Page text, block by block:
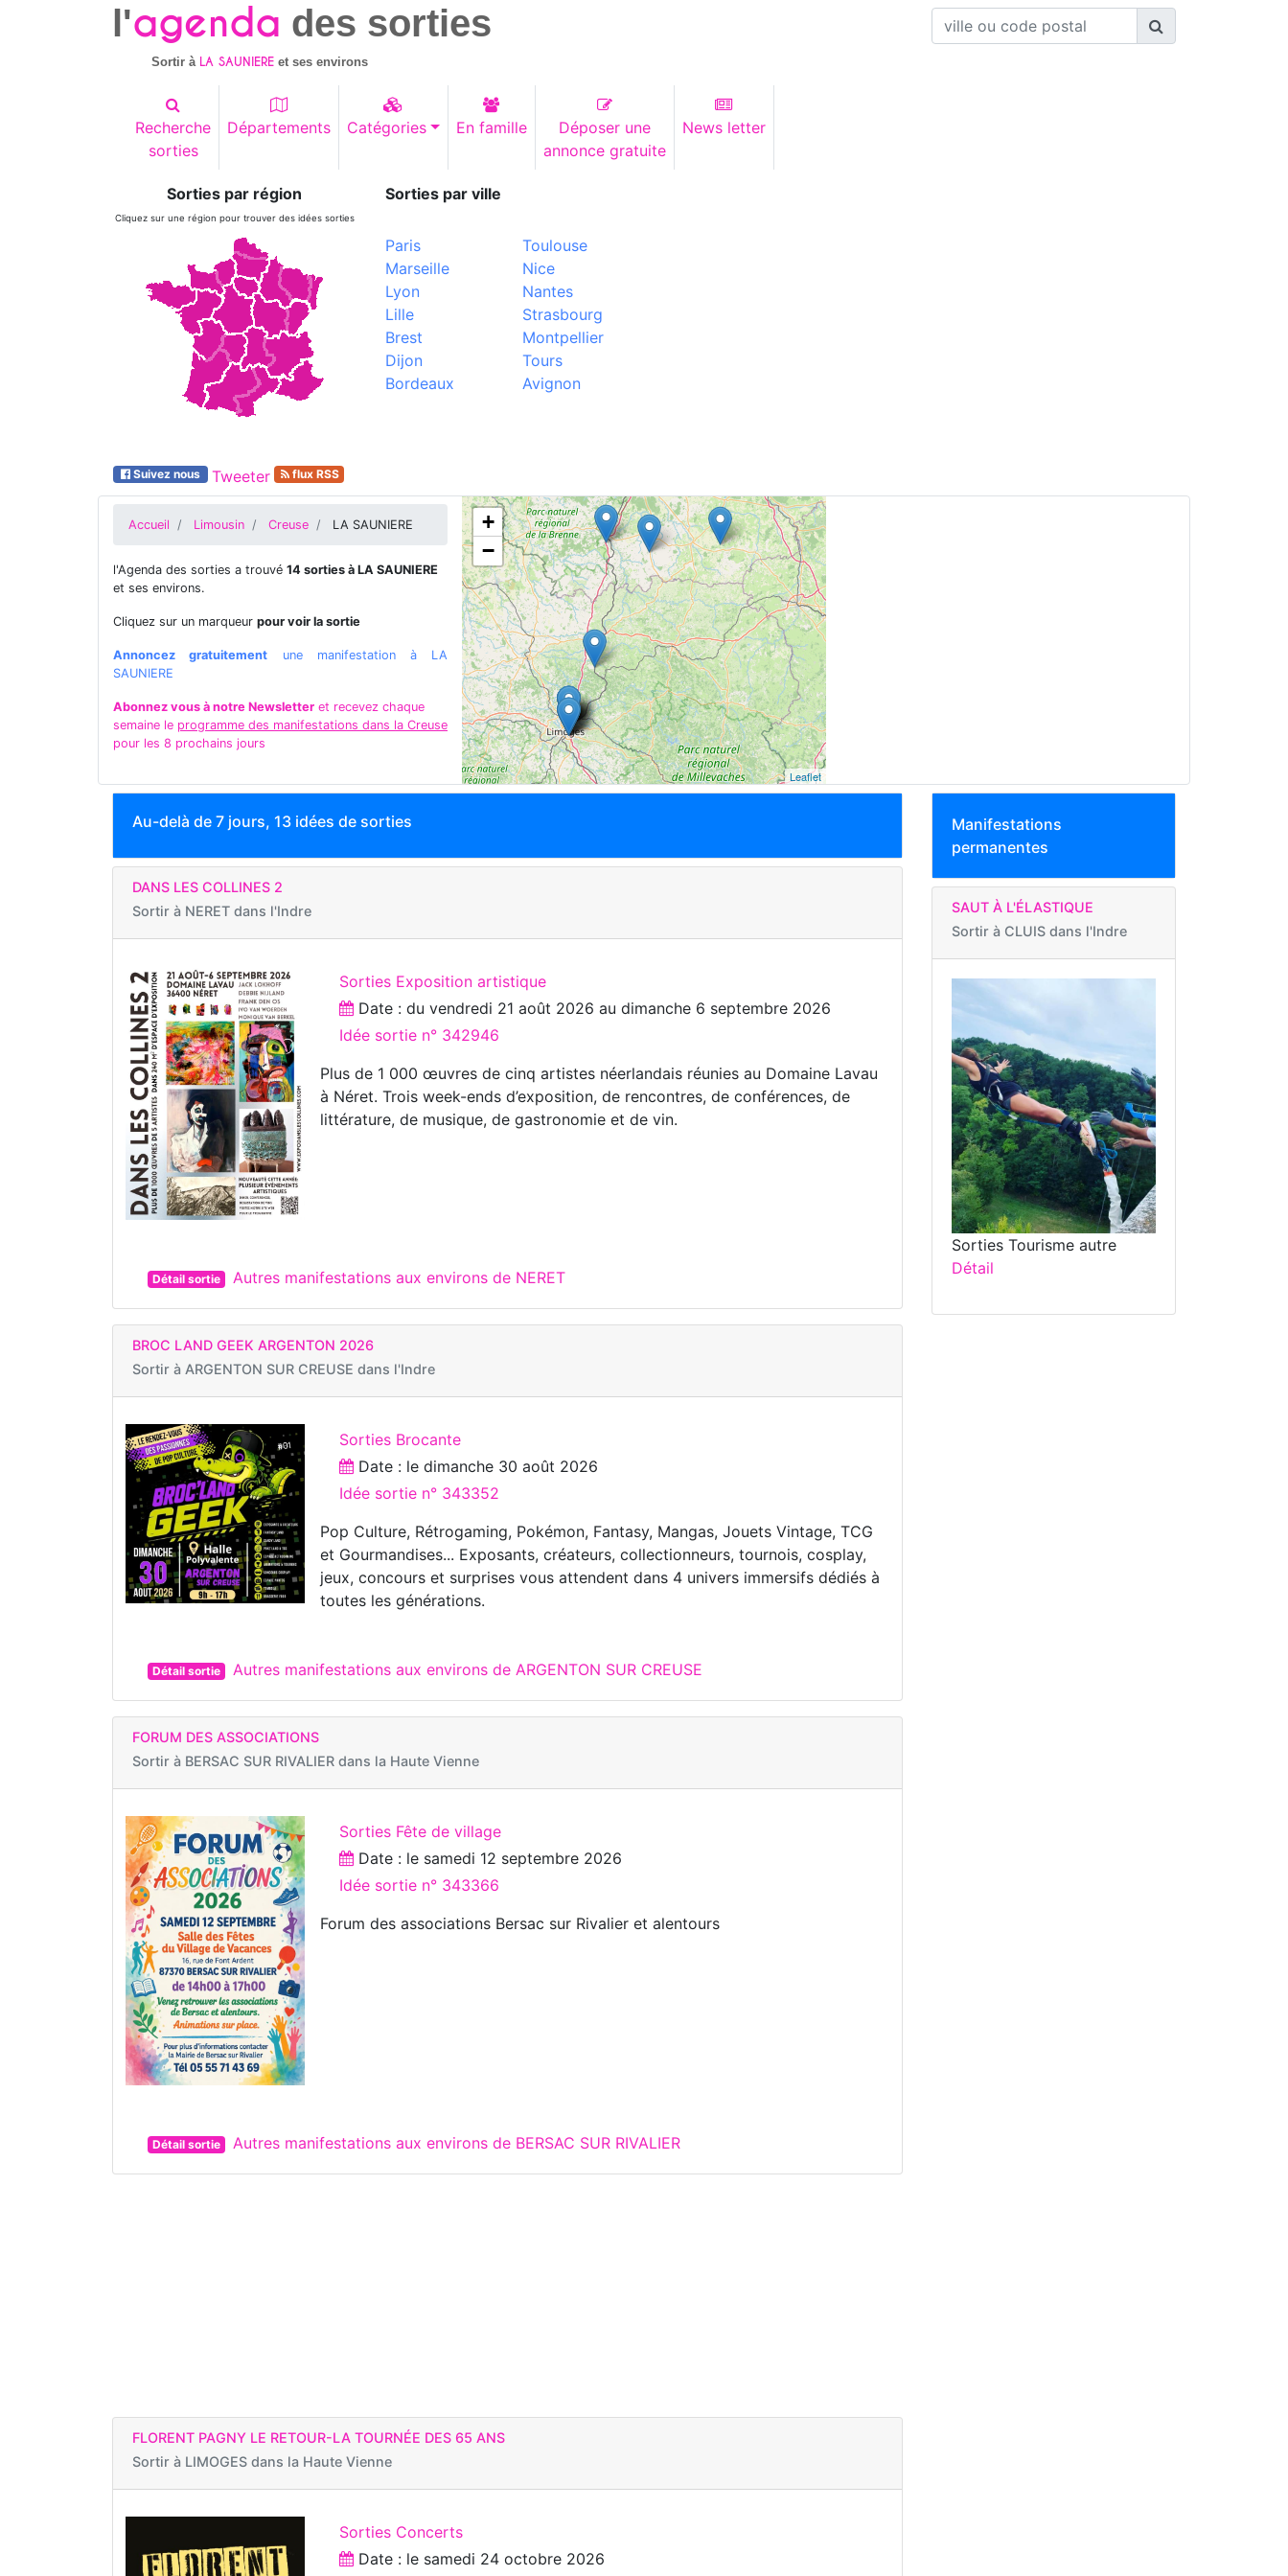
l'agenda des sorties
Sortir à LA SAUNIERE et ses environs
Recherche
sorties
Départements Catégories En famille
Déposer une
annonce gratuite
News letter
Sorties par région
Cliquez sur une région pour trouver des idées sorties
Sorties par ville
Paris
Marseille
Lyon
Lille
Brest
Dijon
Bordeaux
Toulouse
Nice
Nantes
Strasbourg
Montpellier
Tours
Avignon
Suivez nous Tweeter flux RSS
Accueil Limousin Creuse LA SAUNIERE
l'Agenda des sorties a trouvé 14 sorties à LA SAUNIERE
et ses environs.
Cliquez sur un marqueur pour voir la sortie
Annoncez gratuitement une manifestation à LA
SAUNIERE
Abonnez vous à notre Newsletter et recevez chaque
semaine le programme des manifestations dans la Creuse
pour les 8 prochains jours
+
−
Leaflet
Au-delà de 7 jours, 13 idées de sorties
DANS LES COLLINES 2
Sortir à NERET dans l'Indre
Sorties Exposition artistique
Date : duvendredi 21 août 2026 audimanche 6 septembre 2026
Idée sortie n° 342946
Plus de 1 000 œuvres de cinq artistes néerlandais réunies au Domaine Lavau
à Néret. Trois week-ends d’exposition, de rencontres, de conférences, de
littérature, de musique, de gastronomie et de vin.
Détail sortie Autres manifestations aux environs de NERET
BROC LAND GEEK ARGENTON 2026
Sortir à ARGENTON SUR CREUSE dans l'Indre
Sorties Brocante
Date : ledimanche 30 août 2026
Idée sortie n° 343352
Pop Culture, Rétrogaming, Pokémon, Fantasy, Mangas, Jouets Vintage, TCG
et Gourmandises... Exposants, créateurs, collectionneurs, tournois, cosplay,
jeux, concours et surprises vous attendent dans 4 univers immersifs dédiés à
toutes les générations.
Détail sortie Autres manifestations aux environs de ARGENTON SUR CREUSE
FORUM DES ASSOCIATIONS
Sortir à BERSAC SUR RIVALIER dans la Haute Vienne
Sorties Fête de village
Date : le samedi 12 septembre 2026
Idée sortie n° 343366
Forum des associations Bersac sur Rivalier et alentours
Détail sortie Autres manifestations aux environs de BERSAC SUR RIVALIER
FLORENT PAGNY LE RETOUR-LA TOURNÉE DES 65 ANS
Sortir à LIMOGES dans la Haute Vienne
Sorties Concerts
Date : le samedi 24 octobre 2026
Manifestations
permanentes
SAUT À L'ÉLASTIQUE
Sortir à CLUIS dans l'Indre
Sorties Tourisme autre
Détail